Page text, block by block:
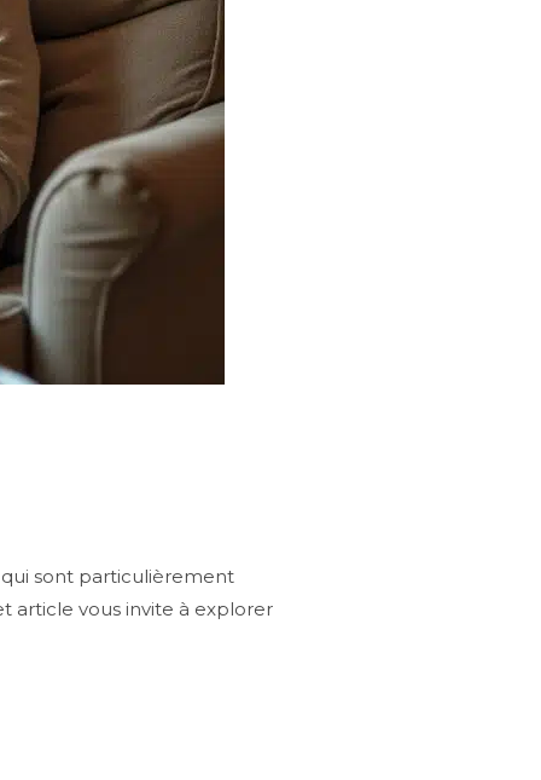
sont particulièrement
article vous invite à explorer